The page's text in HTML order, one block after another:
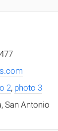
2, photo 3
San Antonio